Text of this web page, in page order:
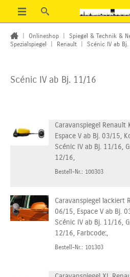
Onlineshop Spiegel & Technik &
Spezialspiegel
Renault Scénic IV ab Bj.
Scénic IV ab Bj. 11/16
Caravanspiegel Renault
Espace V ab Bj. 03/15,
Scénic IV ab Bj. 11/16,
12/16,
Bestell-Nr.: 100303
Caravanspiegel lackiert
06/15, Espace V ab Bj.
Scénic IV ab Bj. 11/16,
12/16, Farbcode:,
Bestell-Nr.: 101303